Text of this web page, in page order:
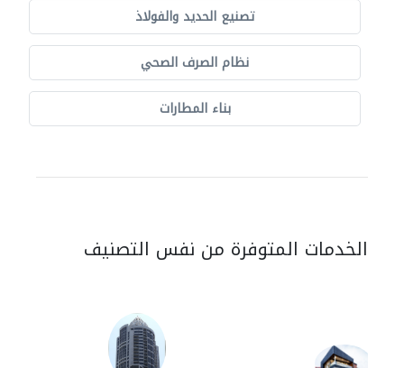
تصنيع الحديد والفولاذ
نظام الصرف الصحي
بناء المطارات
الخدمات المتوفرة من نفس التصنيف